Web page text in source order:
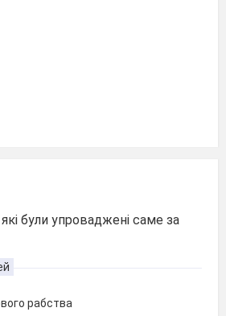
були упроваджені саме за
рабства